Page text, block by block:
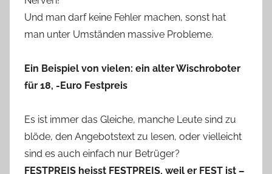
Und man darf keine Fehler machen, sonst hat
man unter Umständen massive Probleme.
Ein Beispiel von vielen: ein alter Wischroboter
für 18, -Euro Festpreis
Es ist immer das Gleiche, manche Leute sind zu
blöde, den Angebotstext zu lesen, oder vielleicht
sind es auch einfach nur Betrüger?
FESTPREIS heisst FESTPREIS, weil er FEST ist –